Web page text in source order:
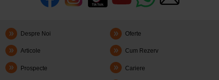
Despre Noi Oferte
Articole Cum Rezerv
Prospecte Cariere